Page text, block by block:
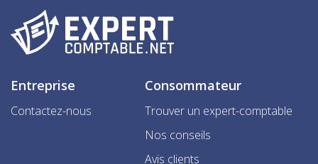
Entreprise
Contactez-nous
Consommateur
Trouver un expert-comptable
Nos conseils
Avis clients